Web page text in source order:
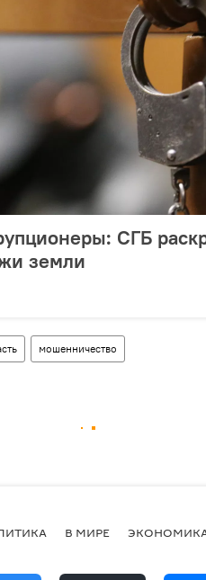
СГБ
земли
мошенничество
В МИРЕ